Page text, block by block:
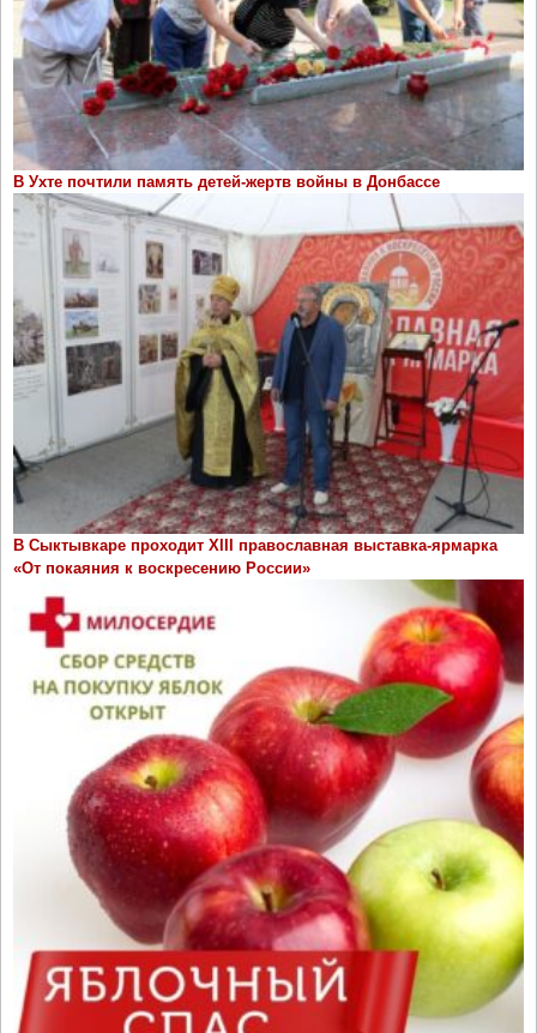
В Ухте почтили память детей-жертв войны в Донбассе
В Сыктывкаре проходит ХIII православная выставка-ярмарка
«От покаяния к воскресению России»